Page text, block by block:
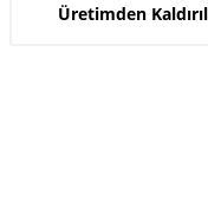
Üretimden